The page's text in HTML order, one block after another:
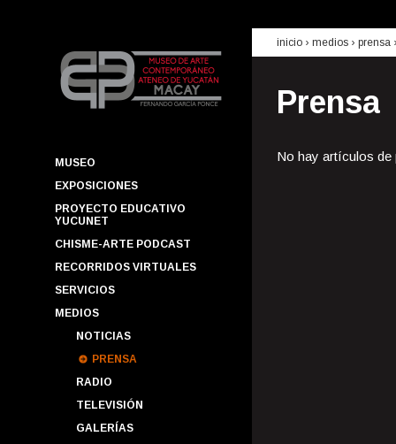
MUSEO
EXPOSICIONES
PROYECTO EDUCATIVO
YUCUNET
CHISME-ARTE PODCAST
RECORRIDOS VIRTUALES
SERVICIOS
MEDIOS
NOTICIAS
PRENSA
RADIO
TELEVISIÓN
GALERÍAS
inicio › medios › prensa
Prensa
No hay artículos de